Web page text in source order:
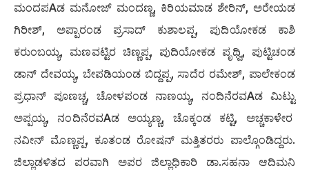
ಮಂದಪAಡ ಮನೋಜ್ ಮಂದಣ್ಣ, ಕಿರಿಯಮಾಡ ಶೇರಿನ್, ಅರೇಯಡ
ಗಿರೀಶ್, ಅಪ್ಪಾರಂಡ ಪ್ರಸಾದ್ ಕುಶಾಲಪ್ಪ, ಪುದಿಯೋಕಡ ಕಾಶಿ
ಕರುಂಬಯ್ಯ, ಮಣವಟ್ಟಿರ ಚಿಣ್ಣಪ್ಪ, ಪುದಿಯೋಕಡ ಪೃಥ್ವಿ, ಪುಟ್ಟಿಚಂಡ
ಡಾನ್ ದೇವಯ್ಯ, ಬೇಪಡಿಯಂಡ ಬಿದ್ದಪ್ಪ, ಸಾದೆರ ರಮೇಶ್, ಪಾಲೇಕಂಡ
ಪ್ರಧಾನ್ ಪೂಣಚ್ಚ, ಚೋಳಪಂಡ ನಾಣಯ್ಯ, ನಂದಿನೆರವAಡ ಮಿಟ್ಟು
ಅಪ್ಪಯ್ಯ, ನಂದಿನೆರವAಡ ಅಯ್ಯಣ್ಣ, ಚೊಕ್ಕಂಡ ಕಟ್ಟಿ, ಅಚ್ಚಕಾಳೇರ
ನವೀನ್ ಮೊಣ್ಣಪ್ಪ, ಕೂತಂಡ ರೋಷನ್ ಮತ್ತಿತರರು ಪಾಲ್ಗೊಂಡಿದ್ದರು.
ಜಿಲ್ಲಾಡಳಿತದ ಪರವಾಗಿ ಅಪರ ಜಿಲ್ಲಾಧಿಕಾರಿ ಡಾ.ಸಹನಾ ಆದಿಮನಿ